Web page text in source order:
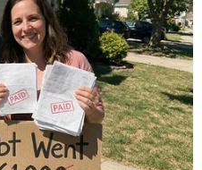
đốc Trung tâm y tế
làng Mun, xã Ia Ke thuộc
59 người ăn thịt bò chết bị